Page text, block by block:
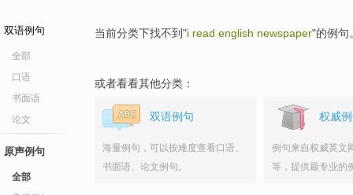
双语例句
全部
口语
书面语
论文
原声例句
全部
当前分类下找不到"i read english newspaper"的例句
或者看看其他分类：
双语例句
海量例句，可以按难度查看口语、
书面语、论文例句。
权威
例句来自权威英文
等，提供最专业的